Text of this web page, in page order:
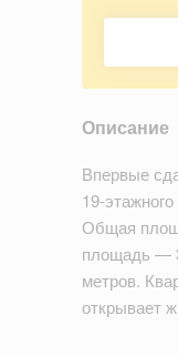
Описание
Впервые
19-
Общая
площадь —
метров.
открывает